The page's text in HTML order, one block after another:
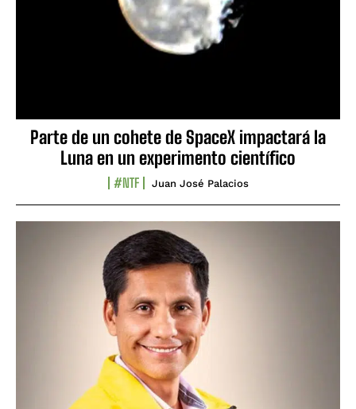
Parte de un cohete de SpaceX impactará la
Luna en un experimento científico
#NTF Juan José Palacios